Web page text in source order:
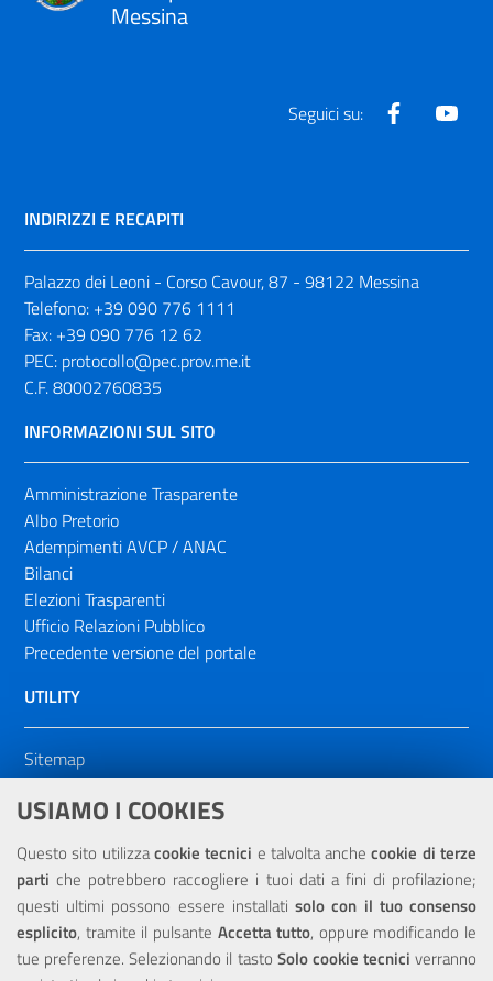
USIAMO I COOKIES
Questo sito utilizzacookie tecnici e talvolta anchecookie di terze
parti che potrebbero raccogliere i tuoi dati a fini di profilazione;
questi ultimi possono essere installatisolo con il tuo consenso
esplicito, tramite il pulsante Accetta tutto, oppure modificando le
tue preferenze. Selezionando il tasto Solo cookie tecnici verranno
Messina
Seguici su: Facebook
INDIRIZZI E RECAPITI
Palazzo dei Leoni - Corso Cavour, 87 - 98122 Messina
Telefono: +39 090 776 1111
Fax: +39 090 776 12 62
PEC: protocollo@pec.prov.me.it
C.F. 80002760835
INFORMAZIONI SUL SITO
Amministrazione Trasparente
Albo Pretorio
Adempimenti AVCP / ANAC
Bilanci
Elezioni Trasparenti
Ufficio Relazioni Pubblico
Precedente versione del portale
UTILITY
Sitemap
Dichiarazione di accessibilità
NOTE LEGALI
Privacy